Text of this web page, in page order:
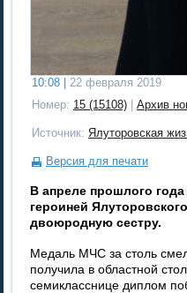
10:08 |
22 февраля 2019
Номер: 15 (15108) Архив
Источник: Ялуторовская
Версия для печати
В апреле прошлого
героиней
двоюродную сестру.
Медаль МЧС за столь
получила в областной
семикласснице диплом